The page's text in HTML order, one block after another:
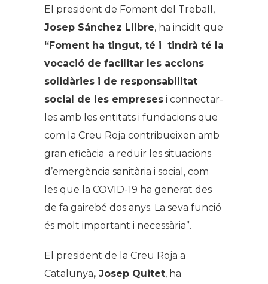
El president de Foment del Treball,
Josep Sánchez Llibre, ha incidit que
“Foment ha tingut, té i tindrà té la
vocació de facilitar les accions
solidàries i de responsabilitat
social de les empreses i connectar-
les amb les entitats i fundacions que
com la Creu Roja contribueixen amb
gran eficàcia a reduir les situacions
d’emergència sanitària i social, com
les que la COVID-19 ha generat des
de fa gairebé dos anys. La seva funció
és molt important i necessària”.
El president de la Creu Roja a
Catalunya, Josep Quitet, ha